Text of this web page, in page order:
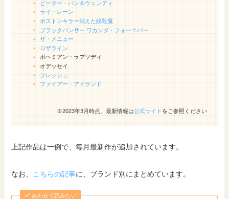
ピーター・パン＆ウェンディ
ライ・レーン
ボストンキラー消えた絞殺魔
ブラックパンサー ワカンダ・フォーエバー
ザ・メニュー
ロザライン
ボヘミアン・ラプソディ
オデッセイ
フレッシュ
ファイアー・アイランド
※2023年3月時点。最新情報は公式サイト をご参照ください
上記作品は一例で、毎月最新作が追加されています。
なお、 こちらの記事に、ブランド別にまとめています。
あわせて読みたい